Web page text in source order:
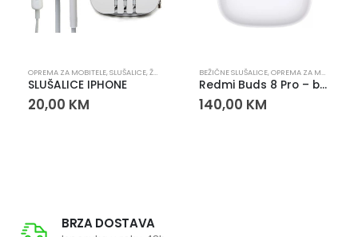
SLUŠALICE
OPREMA ZA MOBITELE,SLUŠALICE,ŽIČANE SLUŠALICE
SLUŠALICE IPHONE
20,00 KM
BEŽIČNE SLUŠALICE,OPREMA ZA MOBITELE
Redmi Buds 8 Pro – bežične Bluetooth slušalice
140,00 KM
BRZA DOSTAVA